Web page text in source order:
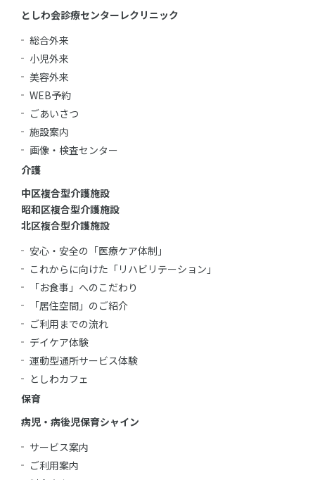
としわ会診療センターレクリニック
総合外来
小児外来
美容外来
WEB予約
ごあいさつ
施設案内
画像・検査センター
介護
中区複合型介護施設
昭和区複合型介護施設
北区複合型介護施設
安心・安全の「医療ケア体制」
これからに向けた「リハビリテーション」
「お食事」へのこだわり
「居住空間」のご紹介
ご利用までの流れ
デイケア体験
運動型通所サービス体験
としわカフェ
保育
病児・病後児保育シャイン
サービス案内
ご利用案内